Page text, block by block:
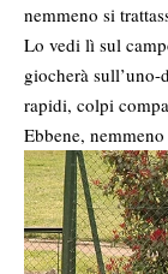
nemmeno si
Lo vedi lì sul
giocherà
rapidi, colpi
Ebbene,